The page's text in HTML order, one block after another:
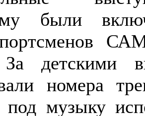
были
За детскими
номера
под музыку